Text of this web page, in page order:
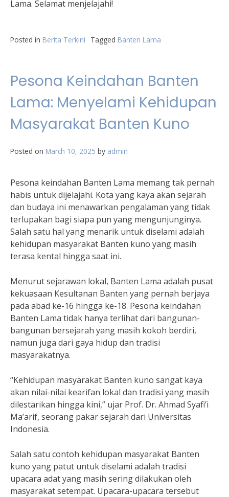
Lama. Selamat menjelajahi!
Posted in Berita Terkini Tagged Banten Lama
Pesona Keindahan Banten
Lama: Menyelami Kehidupan
Masyarakat Banten Kuno
Posted on March 10, 2025 by admin
Pesona keindahan Banten Lama memang tak pernah
habis untuk dijelajahi. Kota yang kaya akan sejarah
dan budaya ini menawarkan pengalaman yang tidak
terlupakan bagi siapa pun yang mengunjunginya.
Salah satu hal yang menarik untuk diselami adalah
kehidupan masyarakat Banten kuno yang masih
terasa kental hingga saat ini.
Menurut sejarawan lokal, Banten Lama adalah pusat
kekuasaan Kesultanan Banten yang pernah berjaya
pada abad ke-16 hingga ke-18. Pesona keindahan
Banten Lama tidak hanya terlihat dari bangunan-
bangunan bersejarah yang masih kokoh berdiri,
namun juga dari gaya hidup dan tradisi
masyarakatnya.
“Kehidupan masyarakat Banten kuno sangat kaya
akan nilai-nilai kearifan lokal dan tradisi yang masih
dilestarikan hingga kini,” ujar Prof. Dr. Ahmad Syafi’i
Ma’arif, seorang pakar sejarah dari Universitas
Indonesia.
Salah satu contoh kehidupan masyarakat Banten
kuno yang patut untuk diselami adalah tradisi
upacara adat yang masih sering dilakukan oleh
masyarakat setempat. Upacara-upacara tersebut